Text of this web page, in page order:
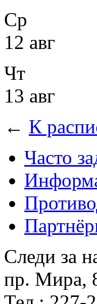
Ср
12 авг
Чт
13 авг
← К
Часто
Следи за
пр. Мира,